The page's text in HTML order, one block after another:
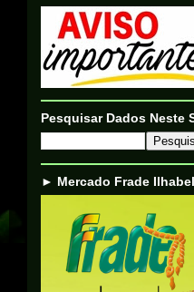
Pesquisar Dados Neste
► Mercado Frade